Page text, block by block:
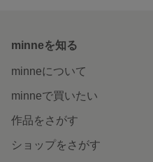
minneを知る
minneについて
minneで買いたい
作品をさがす
ショップをさがす